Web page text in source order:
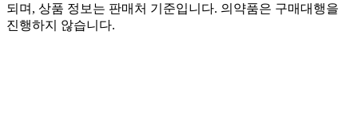
되며, 상품 정보는 판매처 기준입니다. 의약품은 구매대행을
진행하지 않습니다.